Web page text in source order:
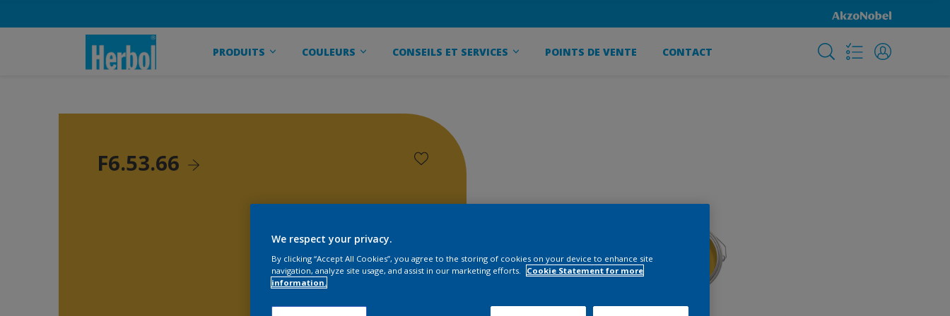
PRODUITS COULEURS CONSEILS ET SERVICES POINTS DE VENTE CONTACT
F6.53.66
We respect your privacy.
By clicking “Accept All Cookies”, you agree to the storing of cookies on your device to enhance site
navigation, analyze site usage, and assist in our marketing efforts.
Cookie Statement for more
information.